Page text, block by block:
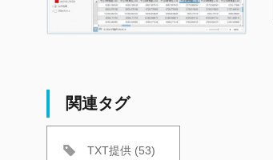
関連タグ
TXT提供 (53)